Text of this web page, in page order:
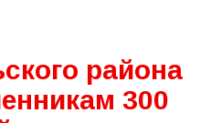
района
300